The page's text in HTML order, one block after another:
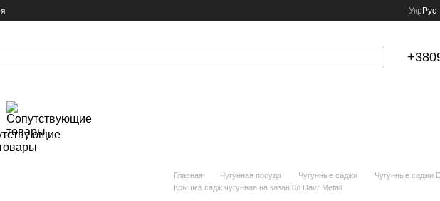
Укр Рус
Главная Чугунная посуда Чугунные саджи
Чугунные саджи
Крышка садж чугунная на казан 8л Davr Metall